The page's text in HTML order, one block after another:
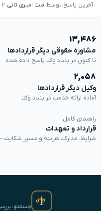
آخرین پاسخ توسط مینا امیری ثانی ۲ سال پیش
۱۳,۴۸۶
مشاوره حقوقی دیگر قراردادها
تا کنون در بنیاد وکلا پاسخ داده شده
۲,۰۵۸
وکیل دیگر قراردادها
آماده ارائه خدمت در بنیاد وکلا
راهنمای کامل
قرارداد و تعهدات
شرایط، مدارک، هزینه و مسیر شکایت
جستجو،